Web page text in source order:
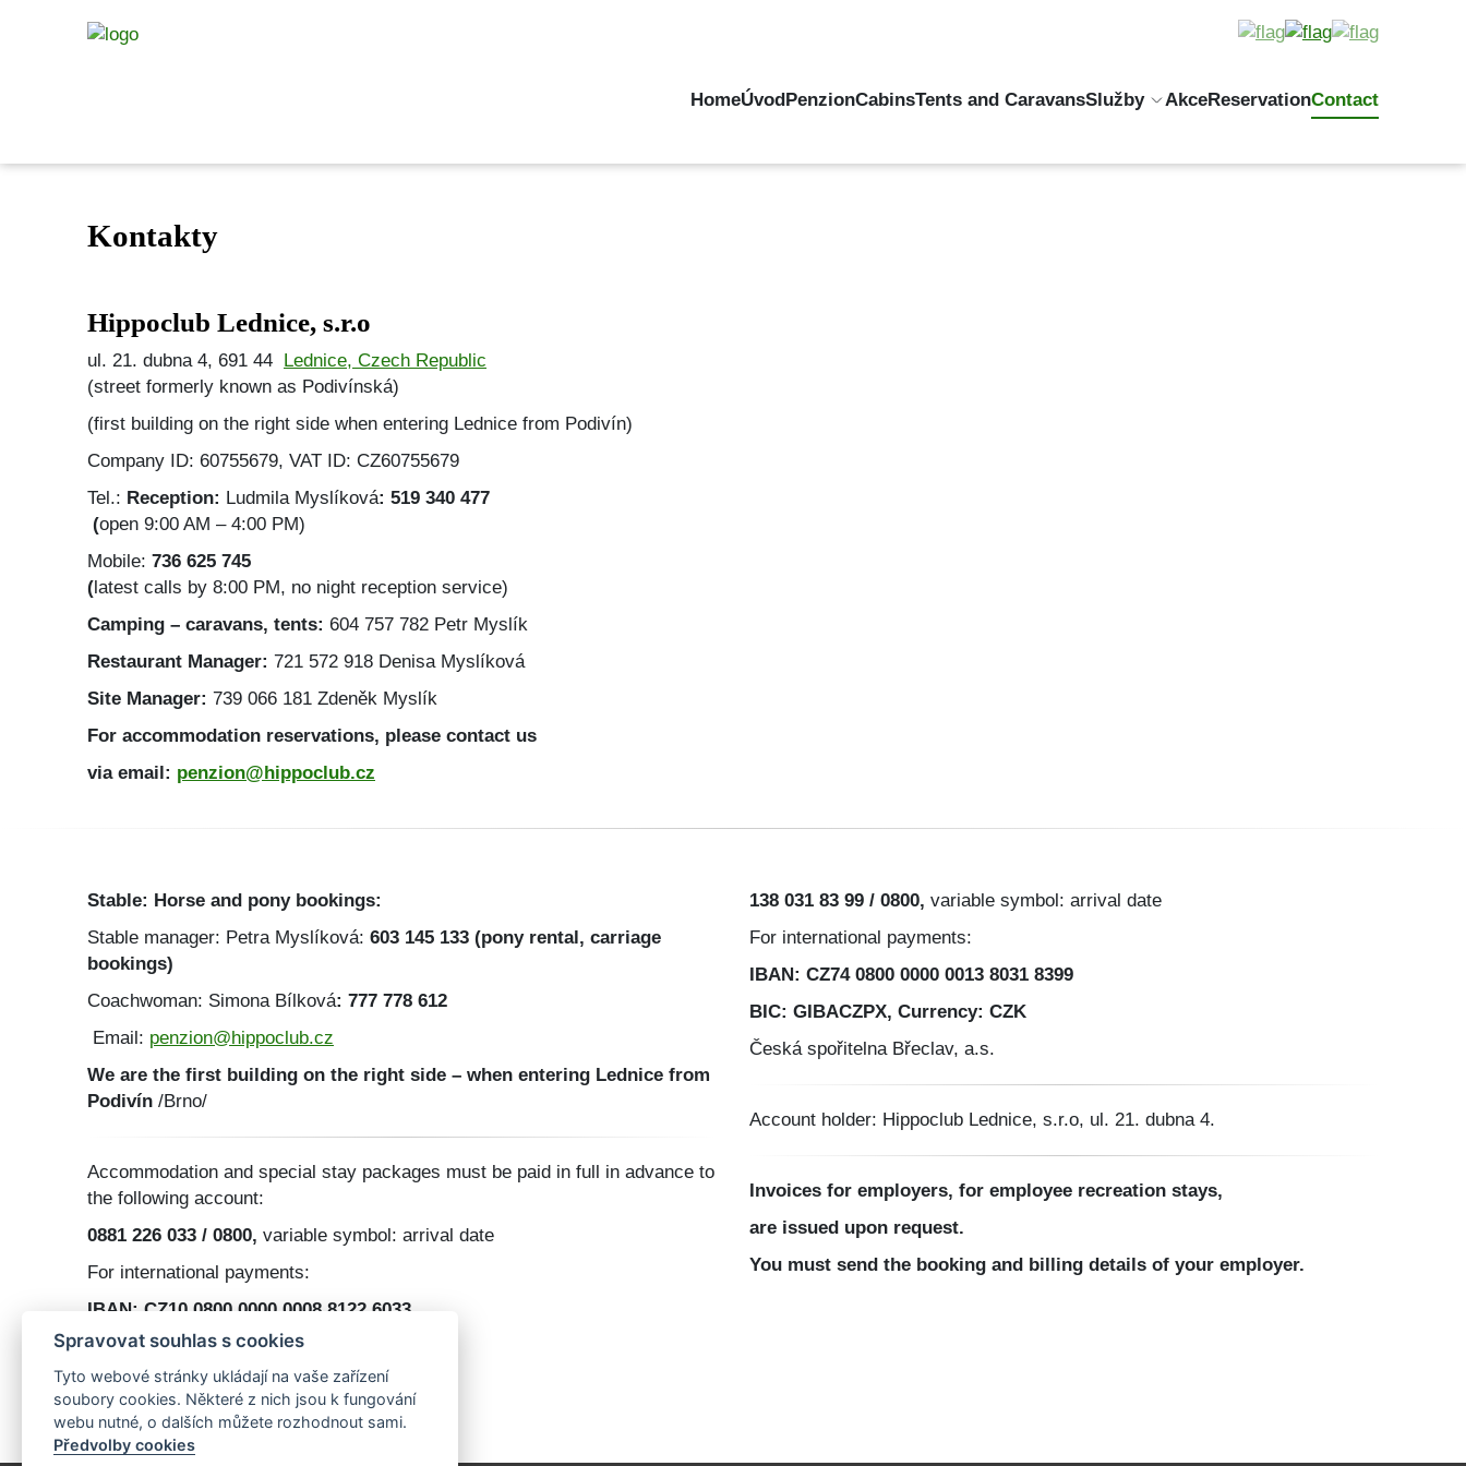
HomeÚvodPenzionCabinsTents and CaravansSlužby AkceReservationContact
Kontakty
Hippoclub Lednice, s.r.o
ul. 21. dubna 4, 691 44 Lednice, Czech Republic
(street formerly known as Podivínská)
(first building on the right side when entering Lednice from Podivín)
Company ID: 60755679, VAT ID: CZ60755679
Tel.: Reception: Ludmila Myslíková: 519 340 477
(open 9:00 AM – 4:00 PM)
Mobile: 736 625 745
(latest calls by 8:00 PM, no night reception service)
Camping – caravans, tents: 604 757 782 Petr Myslík
Restaurant Manager: 721 572 918 Denisa Myslíková
Site Manager: 739 066 181 Zdeněk Myslík
For accommodation reservations, please contact us
via email: penzion@hippoclub.cz
Stable: Horse and pony bookings:
Stable manager: Petra Myslíková: 603 145 133 (pony rental, carriage
bookings)
Coachwoman: Simona Bílková: 777 778 612
Email: penzion@hippoclub.cz
We are the first building on the right side – when entering Lednice from
Podivín /Brno/
Accommodation and special stay packages must be paid in full in advance to
the following account:
0881 226 033 / 0800, variable symbol: arrival date
For international payments:
IBAN: CZ10 0800 0000 0008 8122 6033
BIC: GIBACZPX, Currency: CZK
Česká spořitelna, a.s. Břeclav
138 031 83 99 / 0800, variable symbol: arrival date
For international payments:
IBAN: CZ74 0800 0000 0013 8031 8399
BIC: GIBACZPX, Currency: CZK
Česká spořitelna Břeclav, a.s.
Account holder: Hippoclub Lednice, s.r.o, ul. 21. dubna 4.
Invoices for employers, for employee recreation stays,
are issued upon request.
You must send the booking and billing details of your employer.
Spravovat souhlas s cookies
Tyto webové stránky ukládají na vaše zařízení
soubory cookies. Některé z nich jsou k fungování
webu nutné, o dalších můžete rozhodnout sami.
Předvolby cookies